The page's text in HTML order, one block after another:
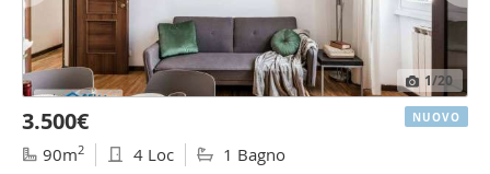
1/20
3.500€
90m2 4 Loc 1 Bagno
NUOVO